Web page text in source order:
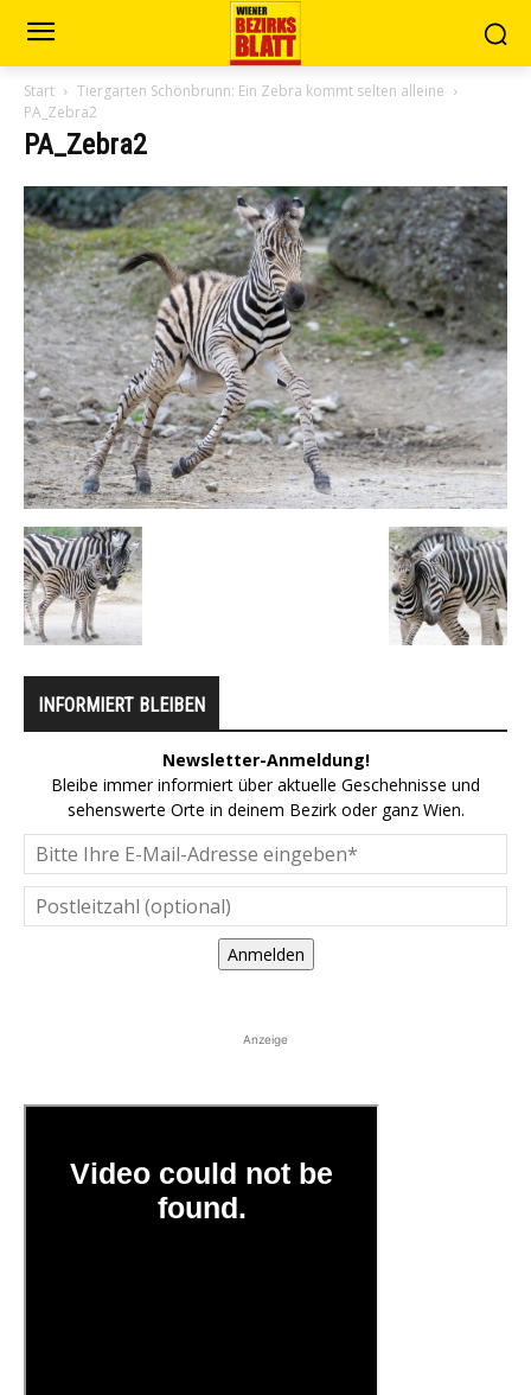
Start
Tiergarten Schönbrunn: Ein Zebra kommt selten alleine
PA_Zebra2
PA_Zebra2
INFORMIERT BLEIBEN
Newsletter-Anmeldung!
Bleibe immer informiert über aktuelle Geschehnisse und
sehenswerte Orte in deinem Bezirk oder ganz Wien.
Anmelden
Anzeige